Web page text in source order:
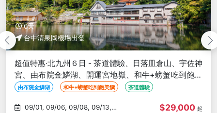
山、宇佐神
蟹吃到飽美
$29,000 起
6天
台中清泉岡機場出發
微光九州‧熊本６日 - 熊本城、高千穗峽、
阿蘇神社御神水、由布院金鱗湖、啤酒見
盛宴-台中出發
升空熱氣球 在地文化體驗
09/08, 09/20, 09/22, 09/27,